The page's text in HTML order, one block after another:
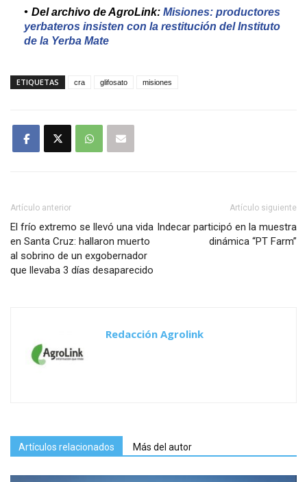
Del archivo de AgroLink: Misiones: productores
yerbateros insisten con la restitución del Instituto
de la Yerba Mate
ETIQUETAS cra glifosato misiones
Artículo anterior
El frío extremo se llevó una vida
en Santa Cruz: hallaron muerto
al sobrino de un exgobernador
que llevaba 3 días desaparecido
Artículo siguiente
Indecar participó en la muestra
dinámica “PT Farm”
Redacción Agrolink
Artículos relacionados Más del autor